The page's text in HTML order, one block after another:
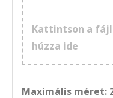
Kattintson a
húzza ide
Maximális méret: